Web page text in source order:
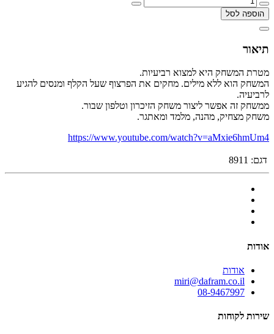
הוספה לסל
תיאור
מטרת המשחק היא למצוא רביעיות.
המשחק הוא ללא מילים. מחקים את הפרצוף שעל הקלף ומנסים להגיע
לרביעיה.
ממשחק זה אפשר ליצור משחק הזיכרון וטלפון שבור.
משחק מצחיק, מהנה, מלמד ומאתגר.
https://www.youtube.com/watch?v=aMxie6hmUm4
דגם: 8911
אודות
אודות
miri@dafram.co.il
08-9467997
שירות לקוחות